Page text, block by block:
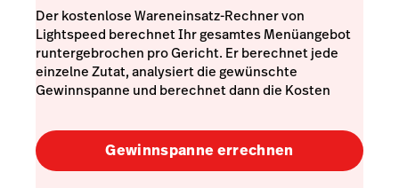
Der kostenlose Wareneinsatz-Rechner von
Lightspeed berechnet Ihr gesamtes Menüangebot
runtergebrochen pro Gericht. Er berechnet jede
einzelne Zutat, analysiert die gewünschte
Gewinnspanne und berechnet dann die Kosten
Gewinnspanne errechnen